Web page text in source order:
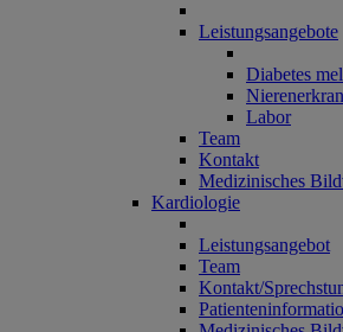
Leistungsangebote
Diabetes
Labor
Team
Kontakt
Medizinisches
Kardiologie
Leistungsangebot
Team
Kontakt/